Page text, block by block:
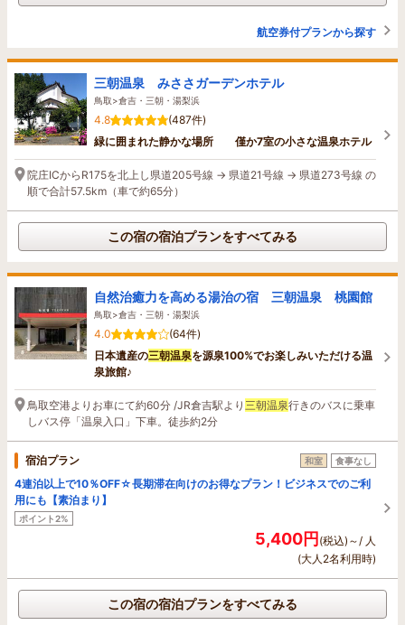
航空券付プランから探す
三朝温泉 みささガーデンホテル
鳥取>倉吉・三朝・湯梨浜
4.8
(487件)
緑に囲まれた静かな場所 僅か7室の小さな温泉ホテル
院庄ICからR175を北上し県道205号線 → 県道21号線 → 県道273号線 の
順で合計57.5km（車で約65分）
この宿の宿泊プランをすべてみる
自然治癒力を高める湯治の宿 三朝温泉 桃園館
鳥取>倉吉・三朝・湯梨浜
4.0
(64件)
日本遺産の三朝温泉を源泉100%でお楽しみいただける温
泉旅館♪
鳥取空港よりお車にて約60分 /JR倉吉駅より 三朝温泉行きのバスに乗車
しバス停「温泉入口」下車。徒歩約2分
宿泊プラン 和室 食事なし
4連泊以上で10％OFF☆長期滞在向けのお得なプラン！ビジネスでのご利
用にも【素泊まり】
ポイント2%
5,400円(税込)～/ 人
(大人2名利用時)
この宿の宿泊プランをすべてみる